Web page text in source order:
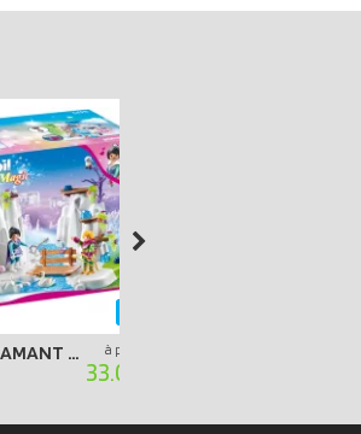
GROTTE DU DIAMANT CRISTAL D'AMOUR à partir de
33.00 €